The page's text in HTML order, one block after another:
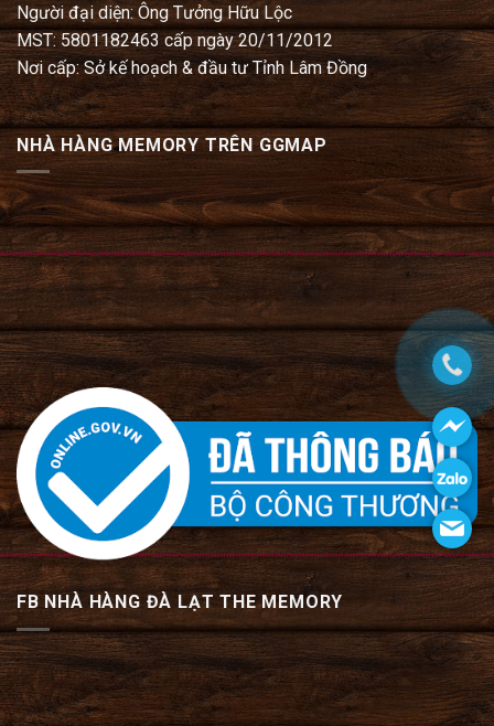
Người đại diện: Ông Tưởng Hữu Lộc
MST: 5801182463 cấp ngày 20/11/2012
Nơi cấp: Sở kế hoạch & đầu tư Tỉnh Lâm Đồng
NHÀ HÀNG MEMORY TRÊN GGMAP
FB NHÀ HÀNG ĐÀ LẠT THE MEMORY